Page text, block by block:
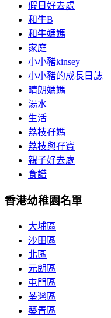
假日好去處
和牛B
和牛媽媽
家庭
小小豬kinsey
小小豬的成長日誌
晴朗媽媽
湯水
生活
荔枝孖媽
荔枝與孖寶
親子好去處
食譜
香港幼稚園名單
大埔區
沙田區
北區
元朗區
屯門區
荃灣區
葵青區